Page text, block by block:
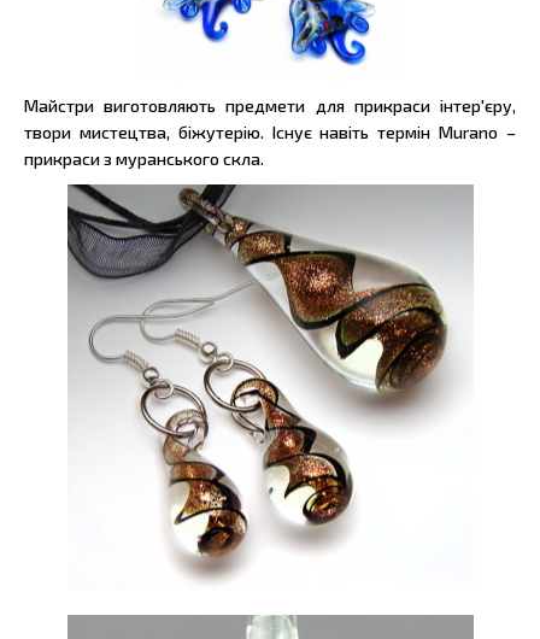
Майстри виготовляють предмети для прикраси інтер'єру,
твори мистецтва, біжутерію. Існує навіть термін Murano –
прикраси з муранського скла.